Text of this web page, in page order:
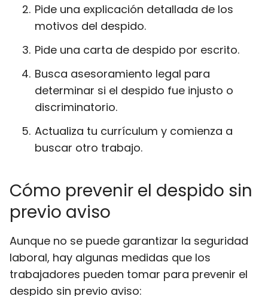
Pide una explicación detallada de los
motivos del despido.
Pide una carta de despido por escrito.
Busca asesoramiento legal para
determinar si el despido fue injusto o
discriminatorio.
Actualiza tu currículum y comienza a
buscar otro trabajo.
Cómo prevenir el despido sin
previo aviso
Aunque no se puede garantizar la seguridad
laboral, hay algunas medidas que los
trabajadores pueden tomar para prevenir el
despido sin previo aviso: